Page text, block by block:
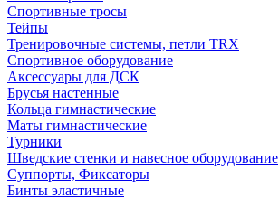
Спортивные тросы
Тейпы
Тренировочные системы, петли TRX
Спортивное оборудование
Аксессуары для ДСК
Брусья настенные
Кольца гимнастические
Маты гимнастические
Турники
Шведские стенки и навесное оборудование
Суппорты, Фиксаторы
Бинты эластичные